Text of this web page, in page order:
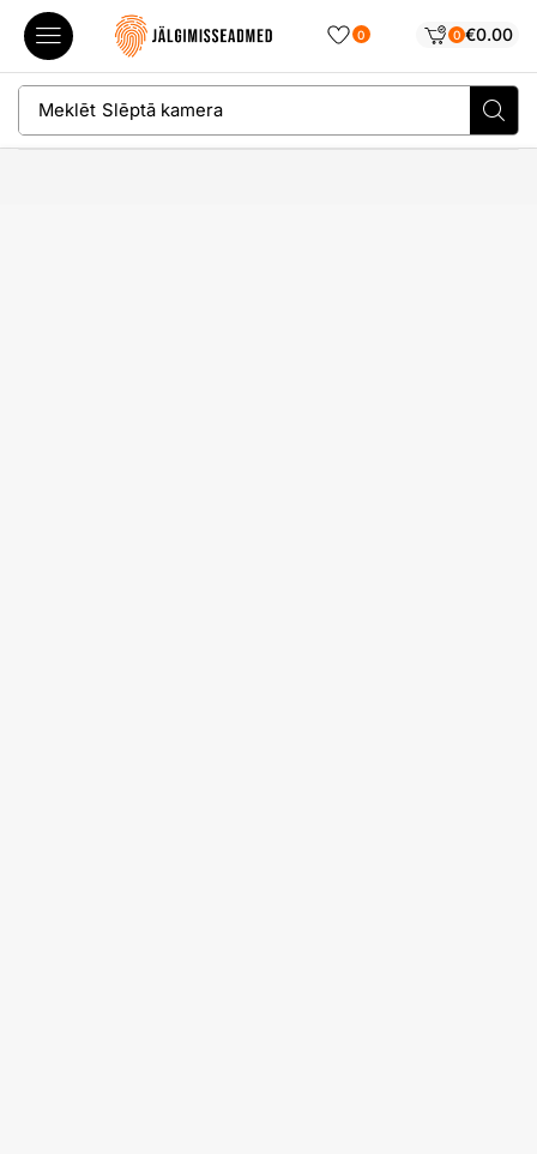
0 0 €0.00
Meklēt Slēptā kamera